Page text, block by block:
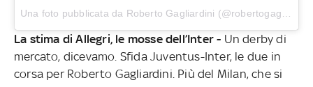
La stima di Allegri, le mosse dell’Inter - Un derby di
mercato, dicevamo. Sfida Juventus-Inter, le due in
corsa per Roberto Gagliardini. Più del Milan, che si